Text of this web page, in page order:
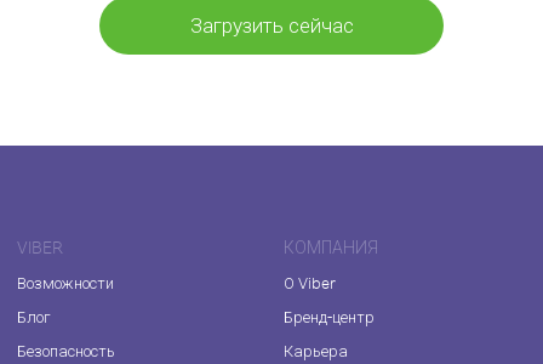
Загрузить сейчас
VIBER
Возможности
Блог
Безопасность
КОМПАНИЯ
О Viber
Бренд-центр
Карьера